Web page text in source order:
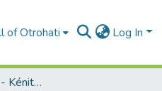
of Otrohati Log In
Université Ibn Tofail - Kénitra